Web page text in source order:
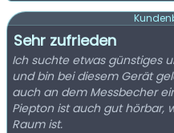
Sehr zufrieden
Ich suchte etwas günstiges
und bin bei diesem Gerät
auch an dem Messbecher
Piepton ist auch gut hörbar,
Raum ist.